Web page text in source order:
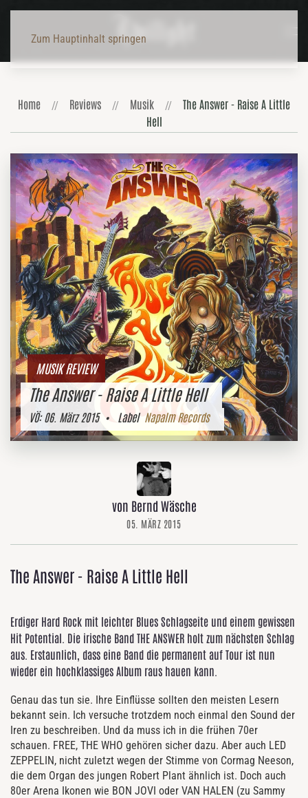
Zum Hauptinhalt springen
Home Reviews Musik
The Answer - Raise A Little
Hell
MUSIK REVIEW
The Answer - Raise A Little Hell
VÖ:06. März 2015• Label Napalm Records
von Bernd Wäsche
05. MÄRZ 2015
The Answer - Raise A Little Hell
Erdiger Hard Rock mit leichter Blues Schlagseite und einem gewissen
Hit Potential. Die irische Band THE ANSWER holt zum nächsten Schlag
aus. Erstaunlich, dass eine Band die permanent auf Tour ist nun
wieder ein hochklassiges Album raus hauen kann.
Genau das tun sie. Ihre Einflüsse sollten den meisten Lesern
bekannt sein. Ich versuche trotzdem noch einmal den Sound der
Iren zu beschreiben. Und da muss ich in die frühen 70er
schauen. FREE, THE WHO gehören sicher dazu. Aber auch LED
ZEPPELIN, nicht zuletzt wegen der Stimme von Cormag Neeson,
die dem Organ des jungen Robert Plant ähnlich ist. Doch auch
80er Arena Ikonen wie BON JOVI oder VAN HALEN (zu Sammy